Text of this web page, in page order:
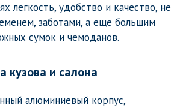
легкость, удобство и качество, не
заботами, а еще большим
сумок и чемоданов.
кузова и салона
алюминиевый корпус,